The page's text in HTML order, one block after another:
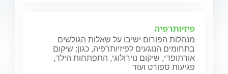
פיזיותרפיה
מנהלות הפורום ישיבו על שאלות הגולשים
בתחומים הנוגעים לפיזיותרפיה, כגון: שיקום
אורתופדי, שיקום נוירולוגי, התפתחות הילד,
פגיעות ספורט ועוד